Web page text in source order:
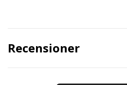
Recensioner